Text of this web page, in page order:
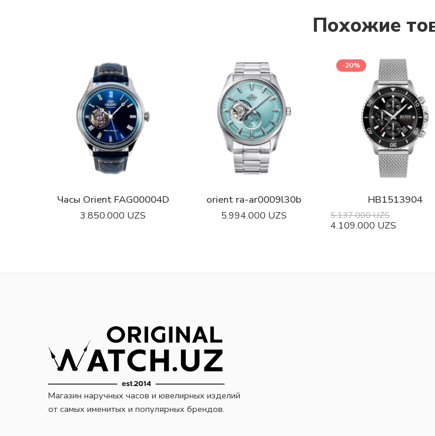
Похожие
Часы Orient FAG00004D
3.850.000 UZS
orient ra-ar0009l30b
5.994.000 UZS
-20%
HB1513904
5.137.000UZS
4.109.000 UZS
Магазин наручных часов и ювелирных изделий
от самых именитых и популярных брендов.